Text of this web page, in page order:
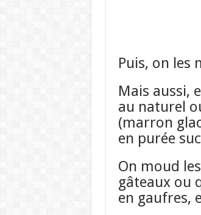
Puis, on les
Mais aussi,
au naturel
(marron
en purée
On moud
gâteaux ou
en gaufres,